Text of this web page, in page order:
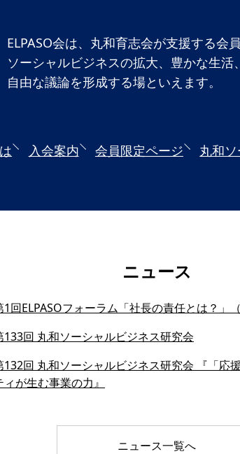
ELPASO会は、丸和育志会が支援する会
ソーシャルビジネスの拡大、豊かな生
自由な議論を形成する場といえます。
入会案内 会員限定ページ 丸和
ニュース
回ELPASOフォーラム「社長の責任とは？」
回 丸和ソーシャルビジネス研究会
回 丸和ソーシャルビジネス研究会 『「応
が生む事業の力』
ニュース一覧へ